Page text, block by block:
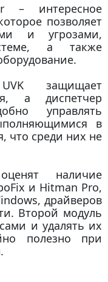
интересное
позволяет
и угрозами,
а также
защищает
а диспетчер
управлять
в
что среди них не
наличие
и Hitman Pro,
драйверов
Второй модуль
и удалять их
полезно при